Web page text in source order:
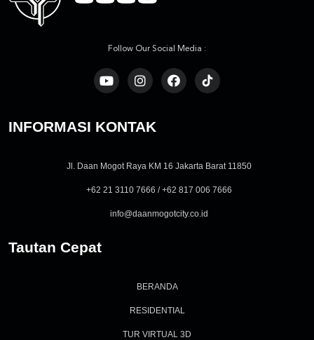
Follow Our Social Media :
INFORMASI KONTAK
Jl. Daan Mogot Raya KM 16 Jakarta Barat 11850
+62 21 3110 7666 / +62 817 006 7666
info@daanmogotcity.co.id
Tautan Cepat
BERANDA
RESIDENTIAL
TUR VIRTUAL 3D